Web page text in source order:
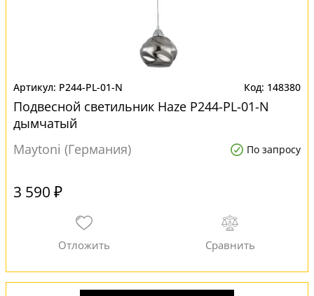
P244-PL-01-N 148380
Подвесной светильник Haze P244-PL-01-N
дымчатый
Maytoni (Германия)
По запросу
3 590 ₽